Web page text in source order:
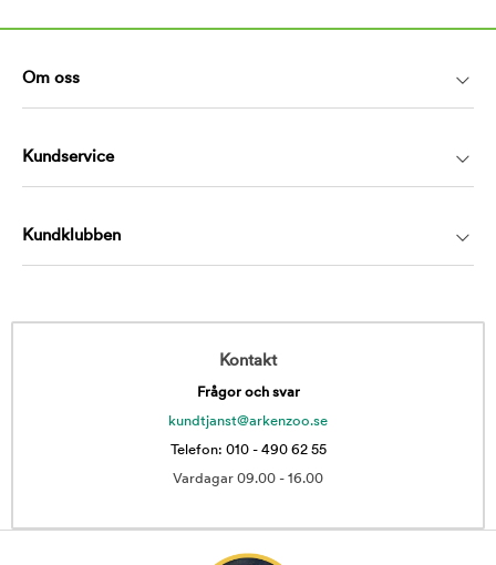
Om oss
Kundservice
Kundklubben
Kontakt
Frågor och svar
kundtjanst@arkenzoo.se
Telefon: 010 - 490 62 55
Vardagar 09.00 - 16.00